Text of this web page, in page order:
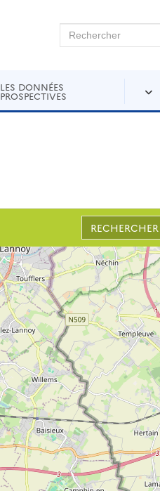
Rechercher sur Andra
LES DONNÉES
PROSPECTIVES